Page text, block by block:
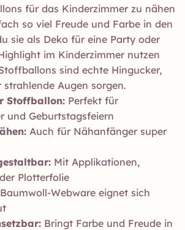
für das Kinderzimmer zu nähen
so viel Freude und Farbe in den
sie als Deko für eine Party oder
im Kinderzimmer nutzen
sind echte Hingucker,
Augen sorgen.
Stoffballon: Perfekt für
und Geburtstagsfeiern
Auch für Nähanfänger super
Mit Applikationen,
Plotterfolie
Baumwoll-Webware eignet sich
Bringt Farbe und Freude in